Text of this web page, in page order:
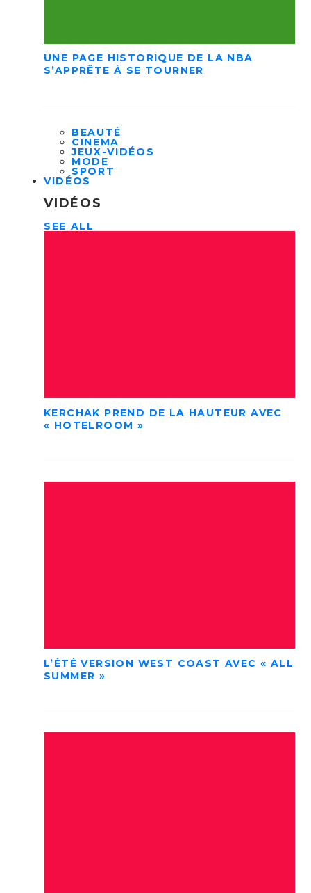
UNE PAGE HISTORIQUE DE LA NBA
S’APPRÊTE À SE TOURNER
BEAUTÉ
CINEMA
JEUX-VIDÉOS
MODE
SPORT
VIDÉOS
VIDÉOS
SEE ALL
KERCHAK PREND DE LA HAUTEUR AVEC
« HOTELROOM »
L’ÉTÉ VERSION WEST COAST AVEC « ALL
SUMMER »